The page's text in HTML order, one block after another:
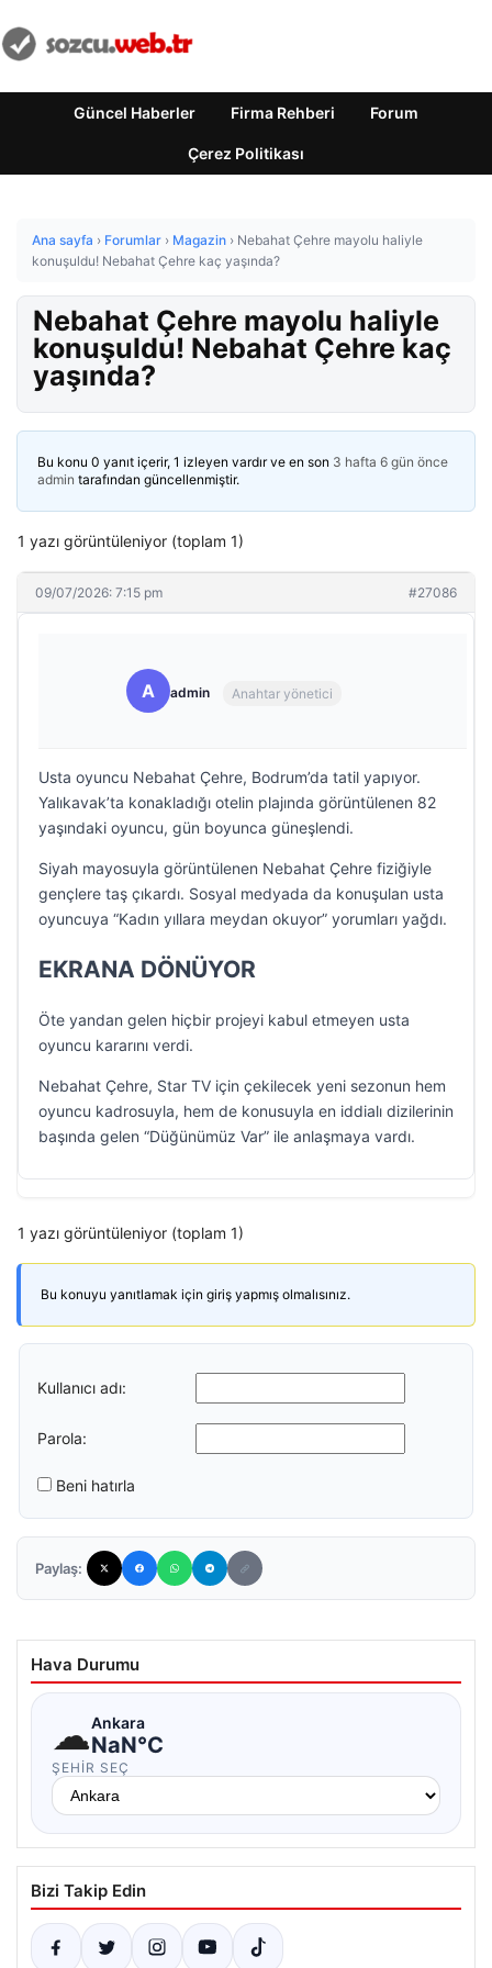
Güncel Haberler Firma Rehberi Forum
Çerez Politikası
Ana sayfa › Forumlar › Magazin › Nebahat Çehre mayolu haliyle
konuşuldu! Nebahat Çehre kaç yaşında?
Nebahat Çehre mayolu haliyle
konuşuldu! Nebahat Çehre kaç
yaşında?
Bu konu 0 yanıt içerir, 1 izleyen vardır ve en son 3 hafta 6 gün önce
admin tarafından güncellenmiştir.
1 yazı görüntüleniyor (toplam 1)
09/07/2026: 7:15 pm #27086
A admin Anahtar yönetici
Usta oyuncu Nebahat Çehre, Bodrum’da tatil yapıyor.
Yalıkavak’ta konakladığı otelin plajında görüntülenen 82
yaşındaki oyuncu, gün boyunca güneşlendi.
Siyah mayosuyla görüntülenen Nebahat Çehre fiziğiyle
gençlere taş çıkardı. Sosyal medyada da konuşulan usta
oyuncuya “Kadın yıllara meydan okuyor” yorumları yağdı.
EKRANA DÖNÜYOR
Öte yandan gelen hiçbir projeyi kabul etmeyen usta
oyuncu kararını verdi.
Nebahat Çehre, Star TV için çekilecek yeni sezonun hem
oyuncu kadrosuyla, hem de konusuyla en iddialı dizilerinin
başında gelen “Düğünümüz Var” ile anlaşmaya vardı.
1 yazı görüntüleniyor (toplam 1)
Bu konuyu yanıtlamak için giriş yapmış olmalısınız.
Kullanıcı adı:
Parola:
Beni hatırla
Paylaş:
Hava Durumu
☁Ankara
NaN°C
ŞEHIR SEÇ
Bizi Takip Edin